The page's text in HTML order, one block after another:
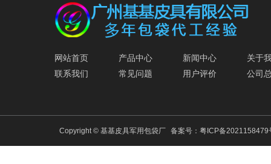
网站首页 产品中心 新闻中心
关于
联系我们
常见问题 用户评价 公司
Copyright © 基基皮具军用包袋厂 备案号： 粤ICP备2021158479